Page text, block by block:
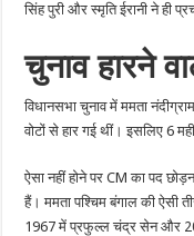
सिंह पुरी और स्मृति ईरानी ने ही
चुनाव हारने
विधानसभा चुनाव में ममता
वोटों से हार गई थीं। इसलिए 6
ऐसा नहीं होने पर CM का पद
हैं। ममता पश्चिम बंगाल की ऐसी
1967 में प्रफुल्ल चंद्र सेन और